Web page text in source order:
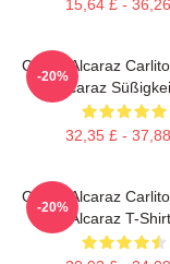
15,64 £ -
Carlos Alcaraz
Alcaraz
32,35 £ -
-20%
Carlos Alcaraz
Alcaraz T-
-20%